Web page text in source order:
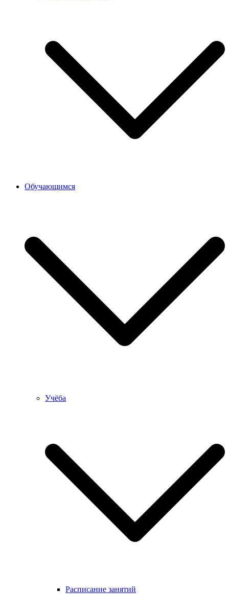
Обучающимся
Учёба
Расписание занятий